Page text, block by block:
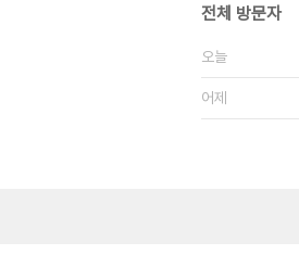
전체 방문자
오늘
어제